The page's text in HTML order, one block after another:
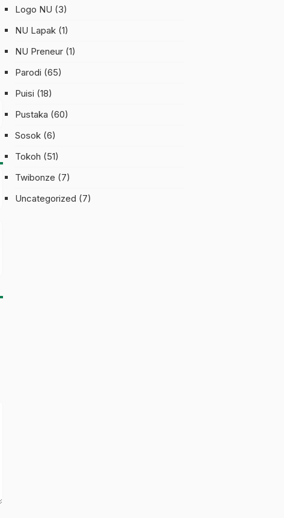
Logo NU (3)
NU Lapak (1)
NU Preneur (1)
Parodi (65)
Puisi (18)
Pustaka (60)
Sosok (6)
Tokoh (51)
Twibonze (7)
Uncategorized (7)